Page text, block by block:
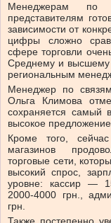
Менеджерам по
представителям
зависимости от
цифры сложно
сфере торговли
Среднему и высшему
региональным
Менеджер по
Ольга Климова
сохраняется самый
высокое
Кроме того,
магазинов
торговые сети,
высокий спрос,
уровне: кассир —
2000-4000 грн.,
грн.